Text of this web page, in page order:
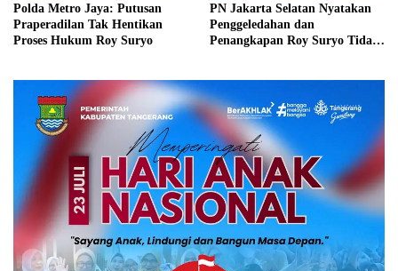
Polda Metro Jaya: Putusan
Praperadilan Tak Hentikan
Proses Hukum Roy Suryo
PN Jakarta Selatan Nyatakan
Penggeledahan dan
Penangkapan Roy Suryo Tidak